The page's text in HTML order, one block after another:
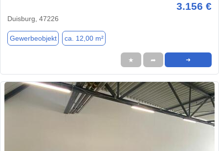
3.156 €
Duisburg, 47226
Gewerbeobjekt ca. 12,00 m²
★ ➦ ➜